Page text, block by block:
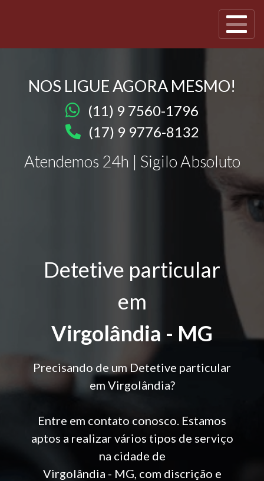
NOS LIGUE AGORA MESMO!
(11) 9 7560-1796
(17) 9 9776-8132
Atendemos 24h | Sigilo Absoluto
Detetive particular
em
Virgolândia - MG
Precisando de um Detetive particular
em Virgolândia?
Entre em contato conosco. Estamos
aptos a realizar vários tipos de serviço
na cidade de
Virgolândia - MG, com discrição e